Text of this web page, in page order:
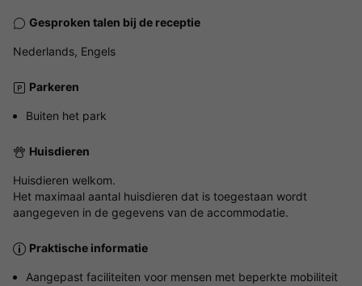
Gesproken talen bij de receptie
Nederlands, Engels
Parkeren
Buiten het park
Huisdieren
Huisdieren welkom.
Het maximaal aantal huisdieren dat is toegestaan wordt
aangegeven in de gegevens van de accommodatie.
Praktische informatie
Aangepast faciliteiten voor mensen met beperkte mobiliteit